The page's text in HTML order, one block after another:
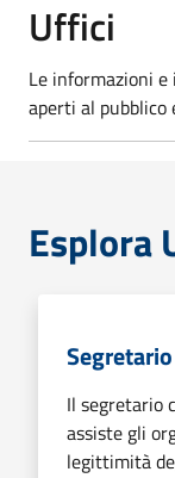
Uffici
Le informazioni
aperti al pubblico
Esplora
Il segretario
assiste gli
legittimità